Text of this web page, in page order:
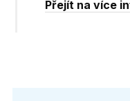
Přejít na více